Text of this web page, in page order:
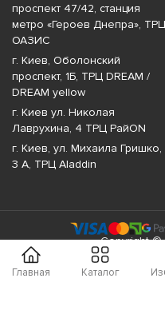
Главная Каталог
проспект 47/42, станция
метро «Героев Днепра»‎, ТРЦ
ОАЗИС
г. Киев, Оболонский
проспект, 1Б, ТРЦ DREAM /
DREAM yellow
г. Киев ул. Николая
Лаврухина, 4 ТРЦ РайON
г. Киев, ул. Михаила Гришко,
3 А, ТРЦ Aladdin
Copyright ©